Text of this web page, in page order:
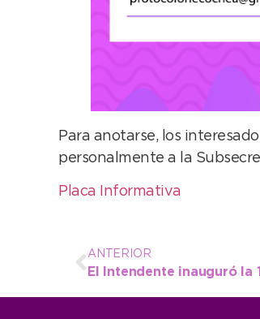
Para anotarse, los
personalmente a la
Placa Informativa
ANTERIOR
El Intendente inauguró la